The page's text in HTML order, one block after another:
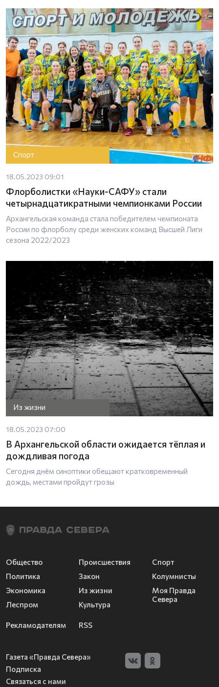
Спорт
18.05.2023 09:01
Флорболистки «Науки-САФУ» стали
четырнадцатикратными чемпионками России
Архангельская команда стала победителем чемпионата
России по флорболу среди женских команд Высшей Лиги
сезона 2022/2023
Из жизни
18.05.2023 07:00
В Архангельской области ожидается тёплая и
дождливая погода
Сегодня днём синоптики обещают кратковременный
дождь, местами пройдут грозы
Общество
Политика
Экономика
Леспром
Происшествия
Закон
Из жизни
Культура
Спорт
Колумнисты
Моя Правда
Севера
Рекламодателям RSS
Газета «Правда Севера»
Подписка
Связаться с нами